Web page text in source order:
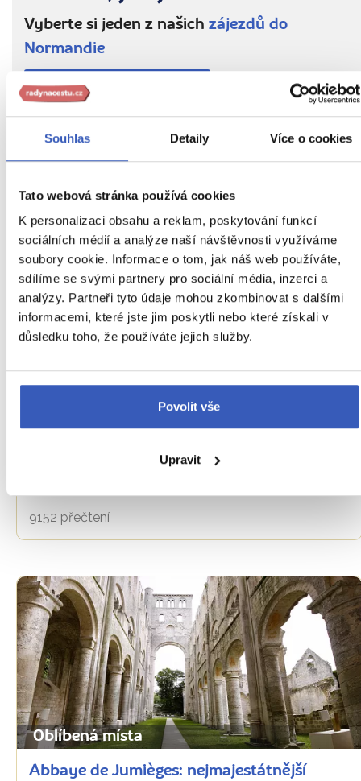
Souhlas Detaily Více o cookies
Tato webová stránka používá cookies
K personalizaci obsahu a reklam, poskytování funkcí
sociálních médií a analýze naší návštěvnosti využíváme
soubory cookie. Informace o tom, jak náš web používáte,
sdílíme se svými partnery pro sociální média, inzerci a
analýzy. Partneři tyto údaje mohou zkombinovat s dalšími
informacemi, které jste jim poskytli nebo které získali v
důsledku toho, že používáte jejich služby.
Povolit vše
Upravit
Vyberte si jeden z našich zájezdů do
Normandie
Zájezdy do Normandie
Nejbližší volný zájezdjiž 13. října
PŘEČTĚTE SI TAKÉ
o leknínech, partičce šachu, velké bitvě a
9152 přečtení
Oblíbená místa
Abbaye de Jumièges: nejmajestátnější